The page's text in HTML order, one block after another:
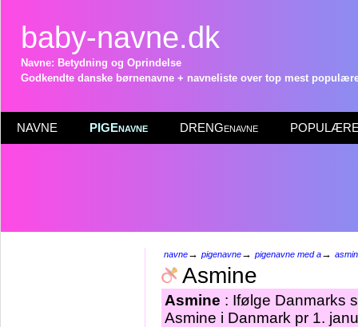
baby-navne.dk
Navne: Betydning og Oprindelse
Godkendte danske børnenavne + navneliste over top mest
NAVNE PIGEnavne DRENGenavne POPULÆRE
navne→ pigenavne→ pigenavne med a→
Asmine
Asmine : Ifølge Danmarks
Asmine i Danmark pr 1.